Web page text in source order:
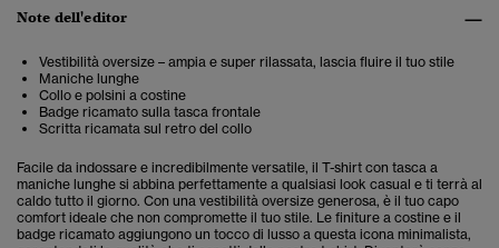
Note dell'editor
Vestibilità oversize – ampia e super rilassata, lascia fluire il tuo stile
Maniche lunghe
Collo e polsini a costine
Badge ricamato sulla tasca frontale
Scritta ricamata sul retro del collo
Facile da indossare e incredibilmente versatile, il T-shirt con tasca a
maniche lunghe si abbina perfettamente a qualsiasi look casual e ti terrà al
caldo tutto il giorno. Con una vestibilità oversize generosa, è il tuo capo
comfort ideale che non compromette il tuo stile. Le finiture a costine e il
badge ricamato aggiungono un tocco di lusso a questa icona minimalista,